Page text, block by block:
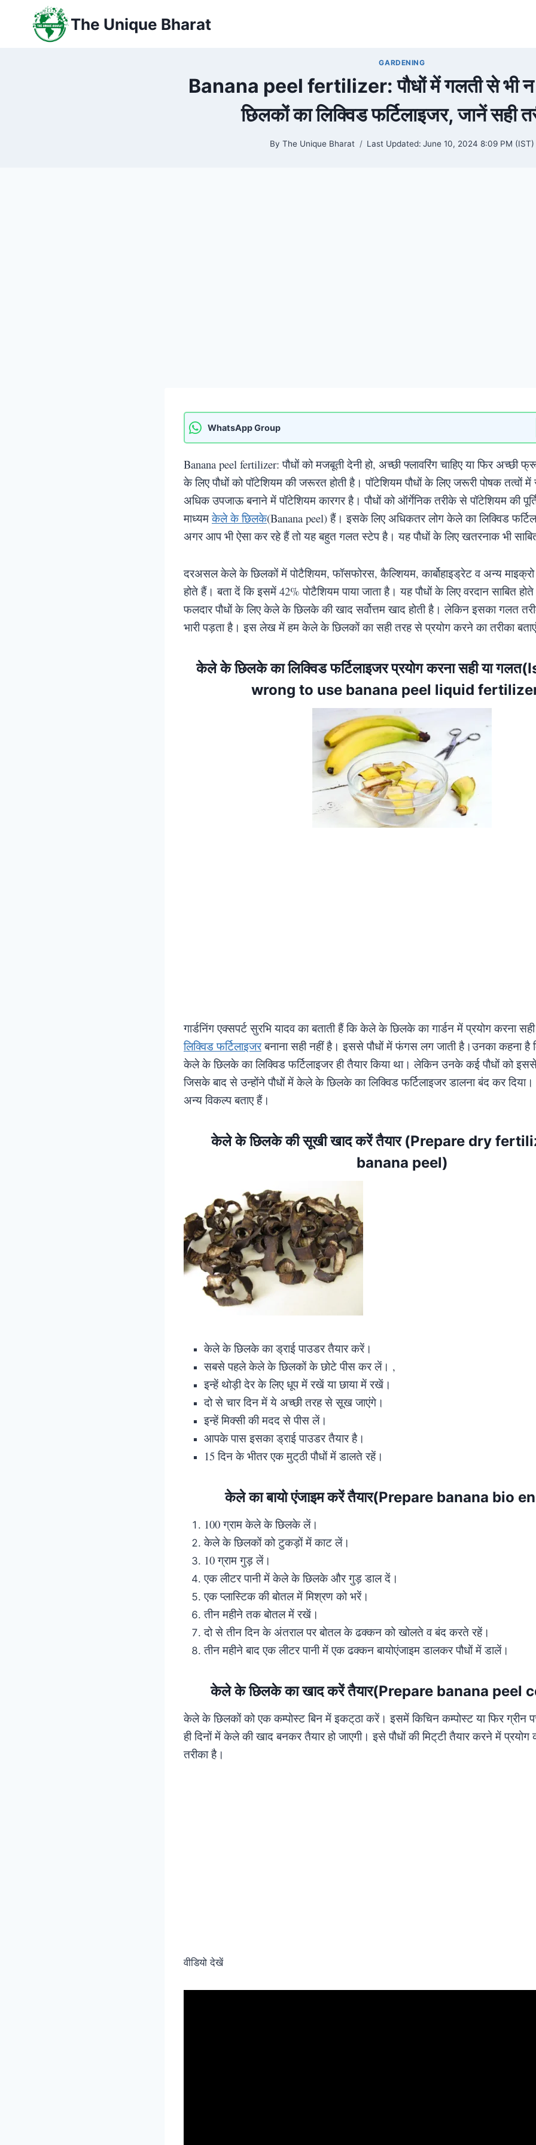
The Unique Bharat
GARDENING
Banana peel fertilizer: पौधों में गलती से भी
छिलकों का लिक्विड फर्टिलाइजर, जानें सही
By The Unique Bharat Last Updated: June 10, 2024 8:09 PM (IST)
WhatsApp Group
Banana peel fertilizer: पौधों को मजबूती देनी हो, अच्छी फ्लावरिंग चाहिए या फिर अच्छी
के लिए पौधों को पॉटेशियम की जरूरत होती है। पॉटेशियम पौधों के लिए जरूरी पोषक तत्वों
अधिक उपजाऊ बनाने में पॉटेशियम कारगर है। पौधों को ऑर्गेनिक तरीके से पॉटेशियम की
माध्यमकेले के छिलके(Banana peel) हैं। इसके लिए अधिकतर लोग केले का लिक्विड
अगर आप भी ऐसा कर रहे हैं तो यह बहुत गलत स्टेप है। यह पौधों के लिए खतरनाक भी
दरअसल केले के छिलकों में पोटैशियम, फॉसफोरस, कैल्शियम, कार्बोहाइड्रेट व अन्य माइक्रो
होते हैं। बता दें कि इसमें 42% पोटैशियम पाया जाता है। यह पौधों के लिए वरदान साबित
फलदार पौधों के लिए केले के छिलके की खाद सर्वोत्तम खाद होती है। लेकिन इसका गलत
भारी पड़ता है। इस लेख में हम केले के छिलकों का सही तरह से प्रयोग करने का तरीका
केले के छिलके का लिक्विड फर्टिलाइजर प्रयोग करना सही या
wrong to use banana peel liquid
गार्डनिंग एक्सपर्ट सुरभि यादव का बताती हैं कि केले के छिलके का गार्डन में प्रयोग करना
लिक्विड फर्टिलाइजरबनाना सही नहीं है। इससे पौधों में फंगस लग जाती है।उनका कहना
केले के छिलके का लिक्विड फर्टिलाइजर ही तैयार किया था। लेकिन उनके कई पौधों को
जिसके बाद से उन्होंने पौधों में केले के छिलके का लिक्विड फर्टिलाइजर डालना बंद कर
अन्य विकल्प बताए हैं।
केले के छिलके की सूखी खाद करें तैयार (Prepare dry
banana peel)
केले के छिलके का ड्राई पाउडर तैयार करें।
सबसे पहले केले के छिलकों के छोटे पीस कर लें। ,
इन्हें थोड़ी देर के लिए धूप में रखें या छाया में रखें।
दो से चार दिन में ये अच्छी तरह से सूख जाएंगे।
इन्हें मिक्सी की मदद से पीस लें।
आपके पास इसका ड्राई पाउडर तैयार है।
15 दिन के भीतर एक मुट्‌ठी पौधों में डालते रहें।
केले का बायो एंजाइम करें तैयार(Prepare banana bio
100 ग्राम केले के छिलके लें।
केले के छिलकों को टुकड़ों में काट लें।
10 ग्राम गुड़ लें।
एक लीटर पानी में केले के छिलके और गुड़ डाल दें।
एक प्लास्टिक की बोतल में मिश्रण को भरें।
तीन महीने तक बोतल में रखें।
दो से तीन दिन के अंतराल पर बोतल के ढक्कन को खोलते व बंद करते रहें।
तीन महीने बाद एक लीटर पानी में एक ढक्कन बायोएंजाइम डालकर पौधों में डालें।
केले के छिलके का खाद करें तैयार(Prepare banana peel
केले के छिलकों को एक कम्पोस्ट बिन में इकट्‌ठा करें। इसमें किचिन कम्पोस्ट या फिर ग्रीन
ही दिनों में केले की खाद बनकर तैयार हो जाएगी। इसे पौधों की मिट्‌टी तैयार करने में
तरीका है।
वीडियो देखें